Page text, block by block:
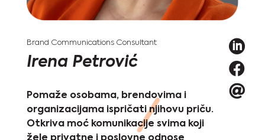
Brand Communications Consultant
Irena Petrović



Pomaže osobama, brendovima i
organizacijama ispričati njihovu priču.
Otkriva moć komunikacije svima koji